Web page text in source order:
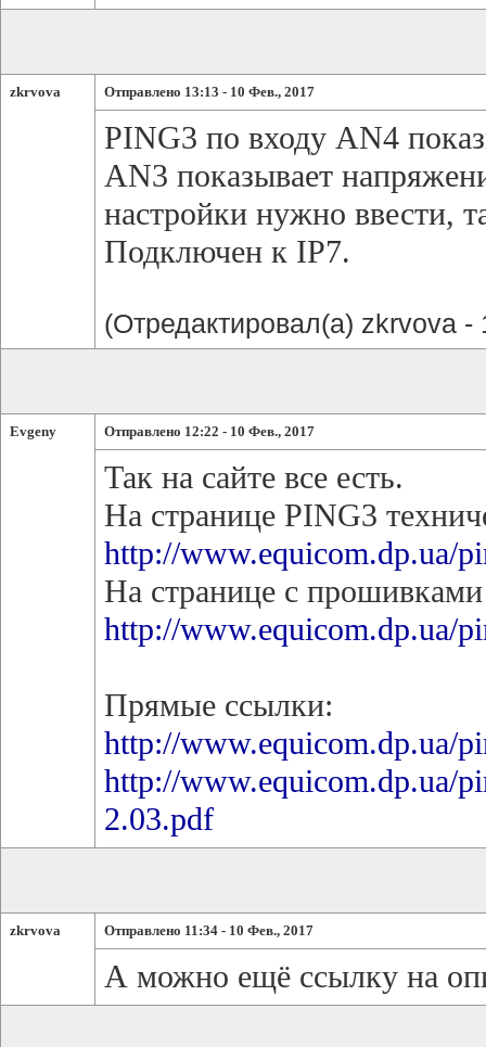
zkrvova Отправлено 13:13 - 10 Фев., 2017
PING3 по входу AN4
AN3 показывает
настройки нужно ввести,
Подключен к IP7.
(Отредактировал(а) zkrvova
Evgeny Отправлено 12:22 - 10 Фев., 2017
Так на сайте все есть.
На странице PING3
http://www.equicom.dp.ua/
На странице с
http://www.equicom.dp.ua/
Прямые ссылки:
http://www.equicom.dp.ua/
http://www.equicom.dp.ua/
2.03.pdf
zkrvova Отправлено 11:34 - 10 Фев., 2017
А можно ещё ссылку на